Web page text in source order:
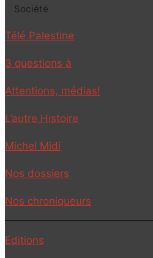
Société
Télé Palestine
3 questions à
Attentions, médias!
L’autre Histoire
Michel Midi
Nos dossiers
Nos chroniqueurs
Editions